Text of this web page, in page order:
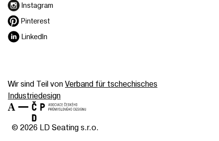
Instagram
Pinterest
LinkedIn
Wir sind Teil vonVerband für tschechisches
Industriedesign
© 2026 LD Seating s.r.o.